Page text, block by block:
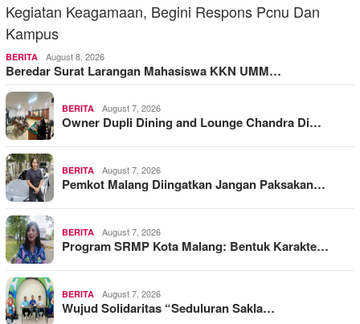
BERITA August 8, 2026
Beredar Surat Larangan Mahasiswa KKN UMM…
BERITA August 7, 2026
Owner Dupli Dining and Lounge Chandra Di…
BERITA August 7, 2026
Pemkot Malang Diingatkan Jangan Paksakan…
BERITA August 7, 2026
Program SRMP Kota Malang: Bentuk Karakte…
BERITA August 7, 2026
Wujud Solidaritas “Seduluran Sakla…